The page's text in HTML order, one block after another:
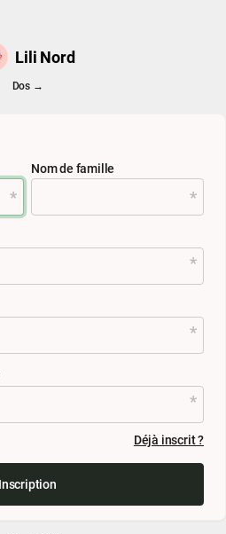
Lili Nord
Dos →
Nom de famille
Déjà inscrit ?
Inscription